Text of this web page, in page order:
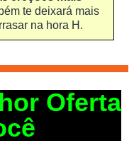
te deixará mais
na hora H.
Oferta